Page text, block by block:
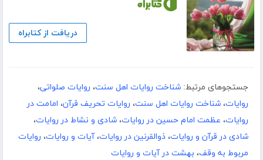
دریافت از کتابراه
جستجوهای مرتبط: شناخت روایات اهل سنت، روایات صلواتی،
روایات، شناخت روایات اهل سنت، روایات تحریف قرآن، امامت در
روایات، عظمت امام حسین در روایات، شادی و نشاط در روایات،
شادی در قرآن و روایات، ذوالقرنین در روایات،آیات و روایات، روایات
مربوط به وقف، بهشت در آیات و روایات